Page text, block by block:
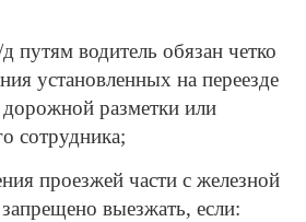
путям водитель обязан четко
установленных на переезде
дорожной разметки или
сотрудника;
проезжей части с железной
выезжать, если: